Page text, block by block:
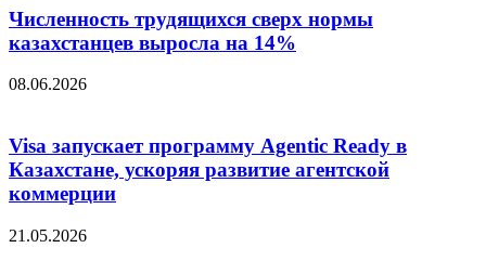
Численность трудящихся сверх нормы
казахстанцев выросла на 14%
08.06.2026
Visa запускает программу Agentic Ready в
Казахстане, ускоряя развитие агентской
коммерции
21.05.2026